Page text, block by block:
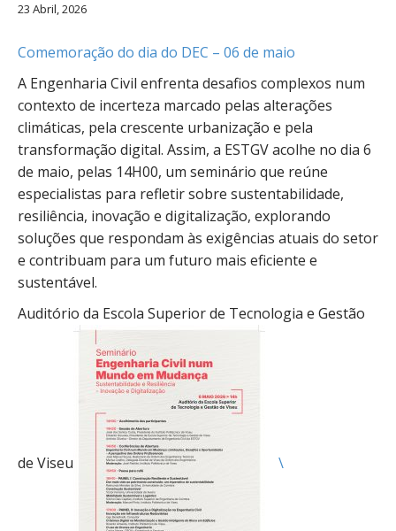
23 Abril, 2026
Comemoração do dia do DEC – 06 de maio
A Engenharia Civil enfrenta desafios complexos num
contexto de incerteza marcado pelas alterações
climáticas, pela crescente urbanização e pela
transformação digital. Assim, a ESTGV acolhe no dia 6
de maio, pelas 14H00, um seminário que reúne
especialistas para refletir sobre sustentabilidade,
resiliência, inovação e digitalização, explorando
soluções que respondam às exigências atuais do setor
e contribuam para um futuro mais eficiente e
sustentável.
Auditório da Escola Superior de Tecnologia e Gestão
de Viseu \